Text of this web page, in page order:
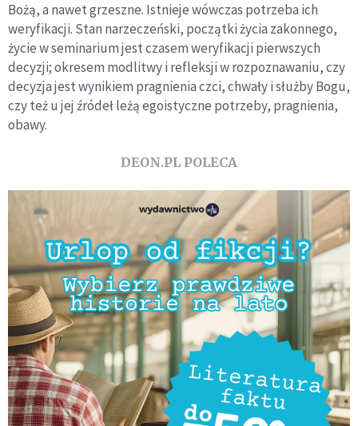
Bożą, a nawet grzeszne. Istnieje wówczas potrzeba ich
weryfikacji. Stan narzeczeński, początki życia zakonnego,
życie w seminarium jest czasem weryfikacji pierwszych
decyzji; okresem modlitwy i refleksji w rozpoznawaniu, czy
decyzja jest wynikiem pragnienia czci, chwały i służby Bogu,
czy też u jej źródeł leżą egoistyczne potrzeby, pragnienia,
obawy.
DEON.PL POLECA